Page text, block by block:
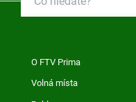
O FTV Prima
Volná místa